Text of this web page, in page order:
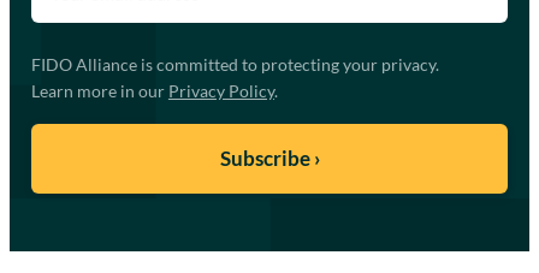
FIDO Alliance is committed to protecting your privacy.
Learn more in our Privacy Policy.